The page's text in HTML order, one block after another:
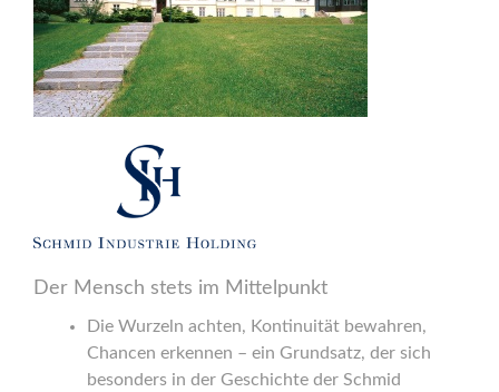
Der Mensch stets im Mittelpunkt
Die Wurzeln achten, Kontinuität bewahren,
Chancen erkennen – ein Grundsatz, der sich
besonders in der Geschichte der Schmid